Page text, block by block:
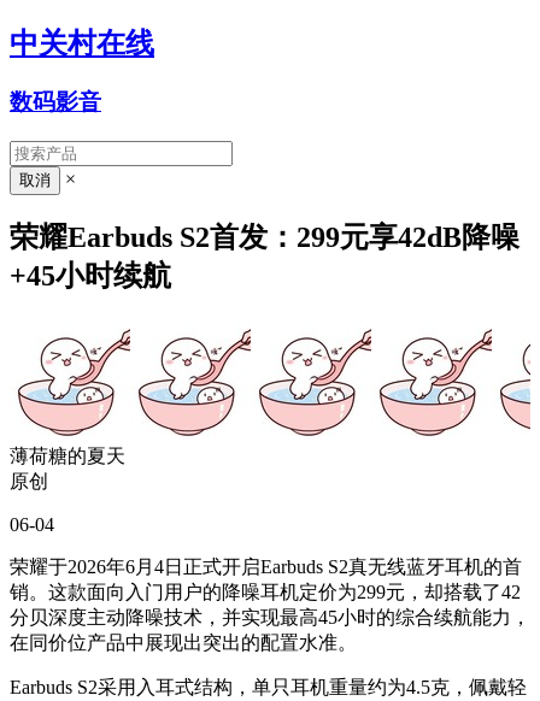
中关村在线
数码影音
×
荣耀Earbuds S2首发：299元享42dB降噪
+45小时续航
薄荷糖的夏天
原创
06-04
荣耀于2026年6月4日正式开启Earbuds S2真无线蓝牙耳机的首
销。这款面向入门用户的降噪耳机定价为299元，却搭载了42
分贝深度主动降噪技术，并实现最高45小时的综合续航能力，
在同价位产品中展现出突出的配置水准。
Earbuds S2采用入耳式结构，单只耳机重量约为4.5克，佩戴轻